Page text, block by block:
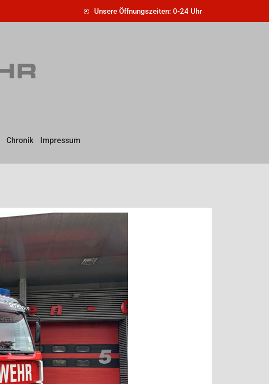
Unsere Öffnungszeiten: 0-24 Uhr
Chronik Impressum